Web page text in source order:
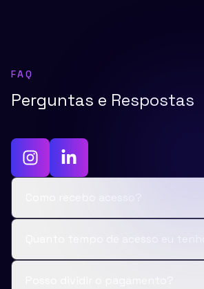
FAQ
Perguntas e Respostas